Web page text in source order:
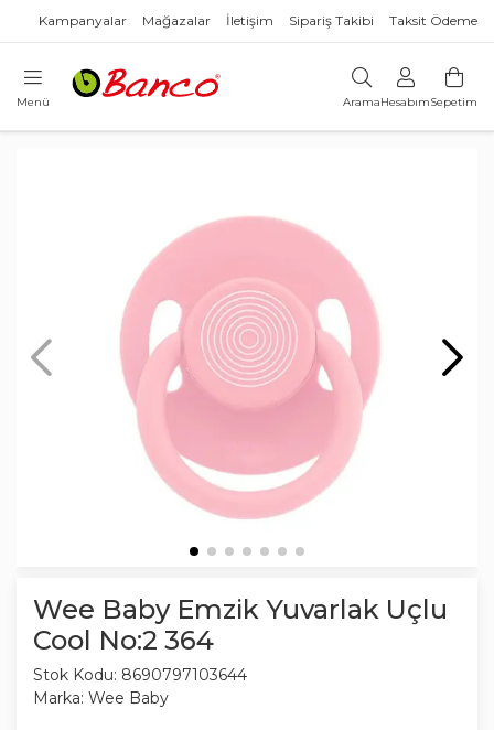
Kampanyalar Mağazalar İletişim Sipariş Takibi Taksit Ödeme
Menü AramaHesabımSepetim
Wee Baby Emzik Yuvarlak Uçlu
Cool No:2 364
Stok Kodu: 8690797103644
Marka: Wee Baby